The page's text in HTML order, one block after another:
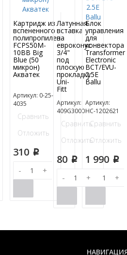
Картридж из
вспененного
полипропилена
FCPS50M-
10BB Big
Blue (50
микрон)
Акватек
Артикул: 0-25-
4035
Сравнить
Отложить
310 p
- +
Латунная
вставка
в
евроконус
3/4"
под
плоскую
прокладку
Uni-
Fitt
Артикул:
409G3000
Сравнить
Отложить
80 p
- +
Блок
управления
для
конвектора
Transformer
Electronic
BCT/EVU-
2.5E
Ballu
Артикул:
НС-1202621
Сравнить
Отложить
1 990 p
+